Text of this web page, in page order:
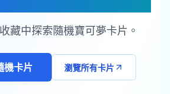
藏中探索隨機寶可夢卡片。
機卡片 瀏覽所有卡片